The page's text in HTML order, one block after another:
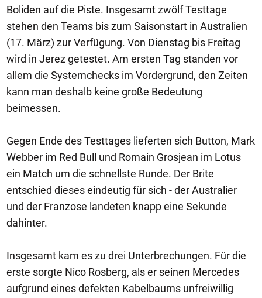
Boliden auf die Piste. Insgesamt zwölf Testtage
stehen den Teams bis zum Saisonstart in Australien
(17. März) zur Verfügung. Von Dienstag bis Freitag
wird in Jerez getestet. Am ersten Tag standen vor
allem die Systemchecks im Vordergrund, den Zeiten
kann man deshalb keine große Bedeutung
beimessen.
Gegen Ende des Testtages lieferten sich Button, Mark
Webber im Red Bull und Romain Grosjean im Lotus
ein Match um die schnellste Runde. Der Brite
entschied dieses eindeutig für sich - der Australier
und der Franzose landeten knapp eine Sekunde
dahinter.
Insgesamt kam es zu drei Unterbrechungen. Für die
erste sorgte Nico Rosberg, als er seinen Mercedes
aufgrund eines defekten Kabelbaums unfreiwillig